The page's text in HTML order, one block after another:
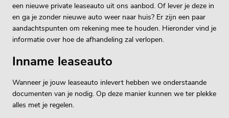
een nieuwe private leaseauto uit ons aanbod. Of lever je deze in
en ga je zonder nieuwe auto weer naar huis? Er zijn een paar
aandachtspunten om rekening mee te houden. Hieronder vind je
informatie over hoe de afhandeling zal verlopen.
Inname leaseauto
Wanneer je jouw leaseauto inlevert hebben we onderstaande
documenten van je nodig. Op deze manier kunnen we ter plekke
alles met je regelen.